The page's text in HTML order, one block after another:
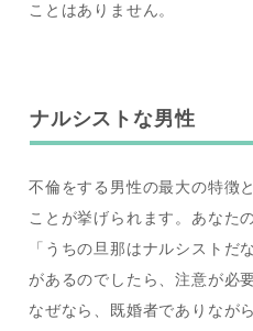
ことはありません。
ナルシストな男性
不倫をする男性の最大の特徴
ことが挙げられます。あなた
「うちの旦那はナルシスト
があるのでしたら、注意が必
なぜなら、既婚者でありなが